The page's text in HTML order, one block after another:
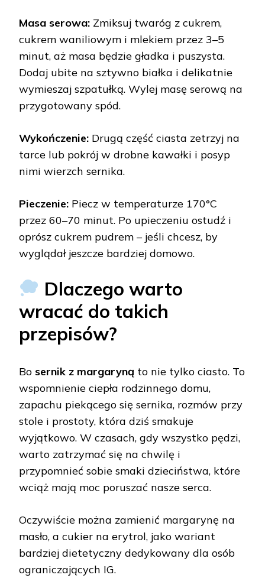
Masa serowa: Zmiksuj twaróg z cukrem,
cukrem waniliowym i mlekiem przez 3–5
minut, aż masa będzie gładka i puszysta.
Dodaj ubite na sztywno białka i delikatnie
wymieszaj szpatułką. Wylej masę serową na
przygotowany spód.
Wykończenie: Drugą część ciasta zetrzyj na
tarce lub pokrój w drobne kawałki i posyp
nimi wierzch sernika.
Pieczenie: Piecz w temperaturze 170°C
przez 60–70 minut. Po upieczeniu ostudź i
oprósz cukrem pudrem – jeśli chcesz, by
wyglądał jeszcze bardziej domowo.
Dlaczego warto
wracać do takich
przepisów?
Bo sernik z margaryną to nie tylko ciasto. To
wspomnienie ciepła rodzinnego domu,
zapachu piekącego się sernika, rozmów przy
stole i prostoty, która dziś smakuje
wyjątkowo. W czasach, gdy wszystko pędzi,
warto zatrzymać się na chwilę i
przypomnieć sobie smaki dzieciństwa, które
wciąż mają moc poruszać nasze serca.
Oczywiście można zamienić margarynę na
masło, a cukier na erytrol, jako wariant
bardziej dietetyczny dedykowany dla osób
ograniczających IG.